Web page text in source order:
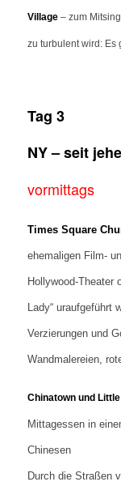
Village– zum
zu turbulent wird: Es
Tag 3
NY – seit
vormittags
Times Square
ehemaligen Film-
Hollywood-Theater
Lady“ uraufgeführt
Verzierungen und
Wandmalereien,
Chinatown und
Mittagessen in
Chinesen
Durch die Straßen